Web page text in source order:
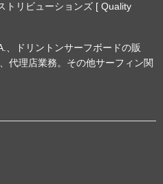
リビューションズ [ Quality
、ドリントンサーフボードの販
代理店業務。その他サーフィン関